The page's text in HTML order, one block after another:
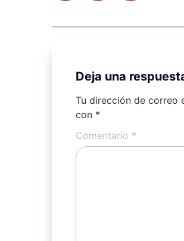
Deja una
Tu dirección de correo
con *
Comentario *